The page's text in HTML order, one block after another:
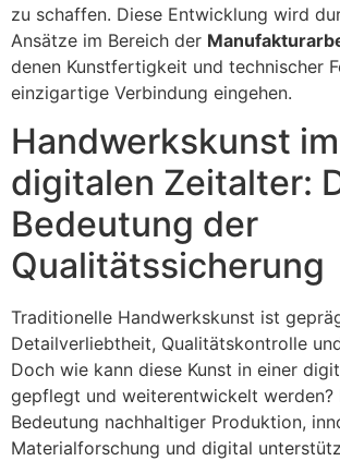
zu schaffen. Diese Entwicklung wird
Ansätze im Bereich der
denen Kunstfertigkeit und technischer
einzigartige Verbindung eingehen.
Handwerkskunst im
digitalen Zeitalter:
Bedeutung der
Qualitätssicherung
Traditionelle Handwerkskunst ist
Detailverliebtheit, Qualitätskontrolle
Doch wie kann diese Kunst in einer
gepflegt und weiterentwickelt werden?
Bedeutung nachhaltiger Produktion,
Materialforschung und digital